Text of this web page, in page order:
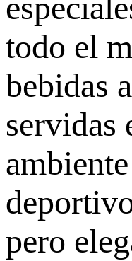
todo el
bebidas
servidas
pero